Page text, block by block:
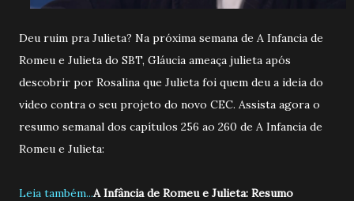
Deu ruim pra Julieta? Na próxima semana de A Infancia de
Romeu e Julieta do SBT, Gláucia ameaça julieta após
descobrir por Rosalina que Julieta foi quem deu a ideia do
video contra o seu projeto do novo CEC. Assista agora o
resumo semanal dos capítulos 256 ao 260 de A Infancia de
Romeu e Julieta:
Leia também...A Infância de Romeu e Julieta: Resumo